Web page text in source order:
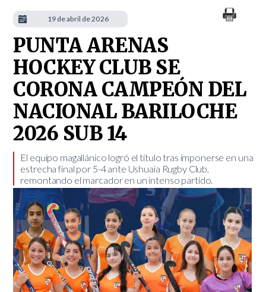
PUNTA ARENAS
HOCKEY CLUB SE
CORONA CAMPEÓN DEL
NACIONAL BARILOCHE
2026 SUB 14
​El equipo magallánico logró el título tras imponerse en una
estrecha final por 5-4 ante Ushuaia Rugby Club,
remontando el marcador en un intenso partido.
19 de abril de 2026